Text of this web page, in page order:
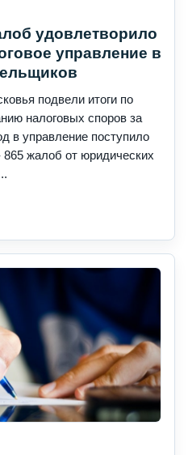
удовлетворило
управление в
подвели итоги по
налоговых споров за
в управление поступило
жалоб от юридических